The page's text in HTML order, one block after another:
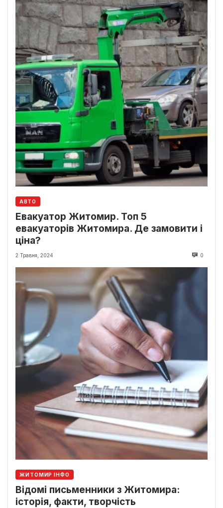
АВТО
Евакуатор Житомир. Топ 5
евакуаторів Житомира. Де замовити і
ціна?
2 Травня, 2024 0
ЖИТОМИР ІНФО
Відомі письменники з Житомира:
історія, факти, творчість